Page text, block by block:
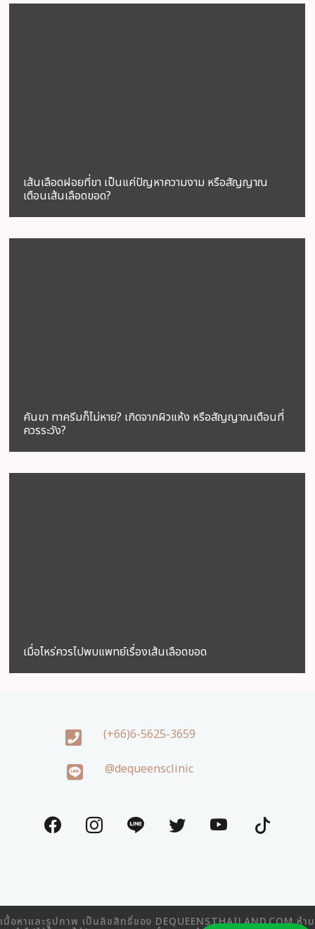
เส้นเลือดฝอยที่ขา เป็นแค่ปัญหาความงาม หรือสัญญาณ
เตือนเส้นเลือดขอด?
คันขา ทาครีมก็ไม่หาย? เกิดจากผิวแห้ง หรือสัญญาณเตือนที่
ควรระวัง?
เมื่อไหร่ควรไปพบแพทย์เรื่องเส้นเลือดขอด
(+66)6-5625-3659
@dequeensclinic
เนื้อหาและรูปภาพ เป็นลิขสิทธิ์ของ DEQUEENSTHAILAND.COM ห้าม